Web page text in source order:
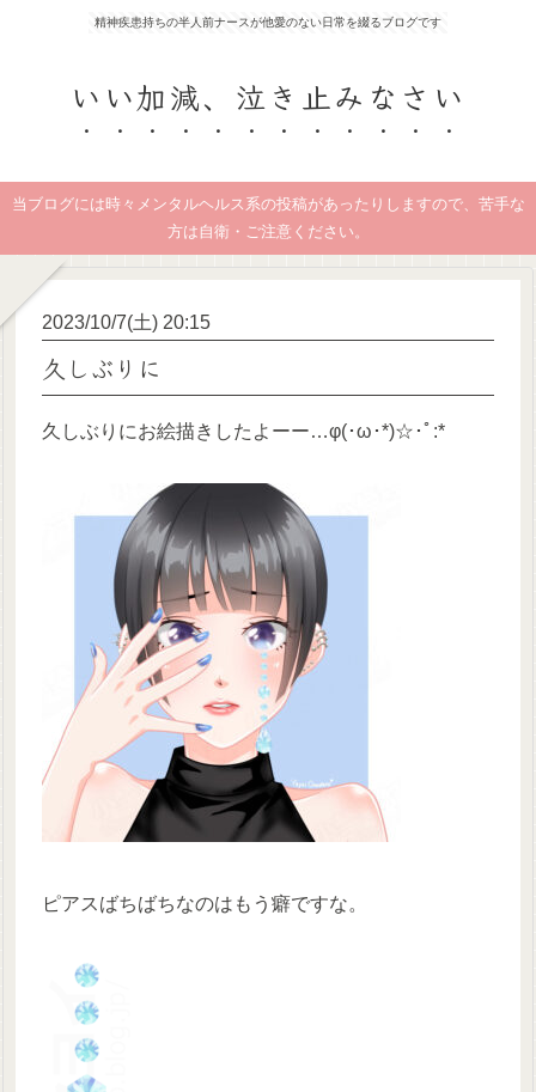
精神疾患持ちの半人前ナースが他愛のない日常を綴るブログです
いい加減、泣き止みなさい
当ブログには時々メンタルヘルス系の投稿があったりしますので、苦手な
方は自衛・ご注意ください。
2023/10/7(土) 20:15
久しぶりに
久しぶりにお絵描きしたよーー…φ(･ω･*)☆･ﾟ:*
ピアスばちばちなのはもう癖ですな。